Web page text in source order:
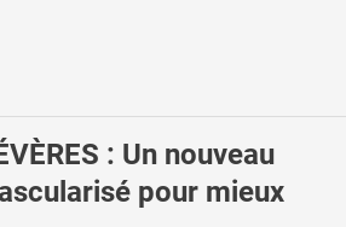
: Un nouveau
pour mieux